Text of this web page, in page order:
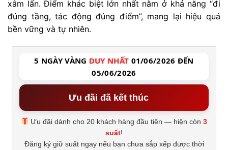
xâm lấn. Điểm khác biệt lớn nhất nằm ở khả năng “đi
đúng tầng, tác động đúng điểm”, mang lại hiệu quả
bền vững và tự nhiên.
5 NGÀY VÀNG DUY NHẤT 01/06/2026 ĐẾN
05/06/2026
Ưu đãi đã kết thúc
Ưu đãi dành cho 20 khách hàng đầu tiên — hiện còn3
suất!
Đăng ký giữ suất ngay nếu bạn chưa sắp xếp được thời